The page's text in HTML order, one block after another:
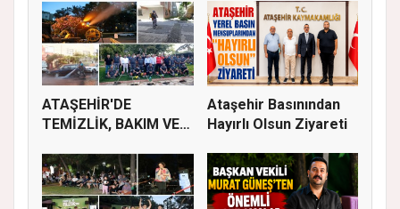
ATAŞEHİR'DE
TEMİZLİK, BAKIM VE
Ataşehir Basınından
Hayırlı Olsun Ziyareti